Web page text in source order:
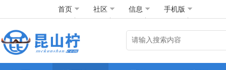
首页 社区 信息 手机版